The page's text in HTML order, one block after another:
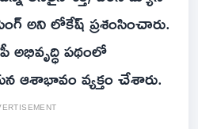
అని లోకేష్ ప్రశంసించారు.
అభివృద్ధి పథంలో
ఆశాభావం వ్యక్తం చేశారు.